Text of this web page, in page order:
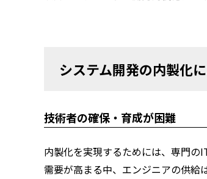
システム開発の内製化
技術者の確保・育成が困難
内製化を実現するためには、専門の
需要が高まる中、エンジニアの供給